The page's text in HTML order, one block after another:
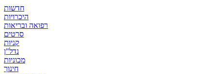
חדשות
היכרויות
רפואה ובריאות
סרטים
קניות
נדל"ן
מכוניות
חינוך